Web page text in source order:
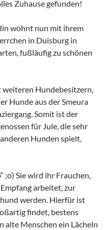
Zuhause gefunden!
wohnt nun mit ihrem
in Duisburg in
fußläufig zu schönen
Hundebesitzern,
Hunde aus der Smeura
Somit ist der
für Jule, die sehr
Hunden spielt,
;o) Sie wird ihr Frauchen,
arbeitet, zur
werden. Hierfür ist
findet, bestens
alte Menschen ein Lächeln